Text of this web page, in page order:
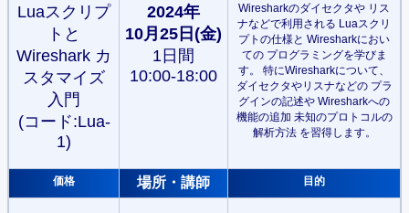
Luaスクリプ
トと
Wireshark カ
スタマイズ
入門
(コード:Lua-
1)
2024年
10月25日(金)
1日間
10:00-18:00
Wiresharkのダイセクタや リス
ナなどで利用される Luaスクリ
プトの仕様と Wiresharkにおい
ての プログラミングを学びま
す。 特にWiresharkについて、
ダイセクタやリスナなどの プラ
グインの記述や Wiresharkへの
機能の追加 未知のプロトコルの
解析方法 を習得します。
価格 場所・講師 目的